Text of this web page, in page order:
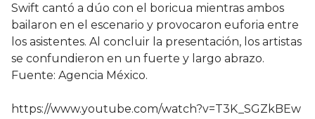
Swift cantó a dúo con el boricua mientras ambos
bailaron en el escenario y provocaron euforia entre
los asistentes. Al concluir la presentación, los artistas
se confundieron en un fuerte y largo abrazo.
Fuente: Agencia México.
https://www.youtube.com/watch?v=T3K_SGZkBEw